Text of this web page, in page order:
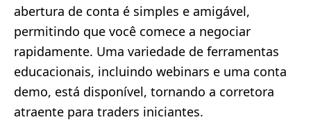
abertura de conta é simples e amigável,
permitindo que você comece a negociar
rapidamente. Uma variedade de ferramentas
educacionais, incluindo webinars e uma conta
demo, está disponível, tornando a corretora
atraente para traders iniciantes.